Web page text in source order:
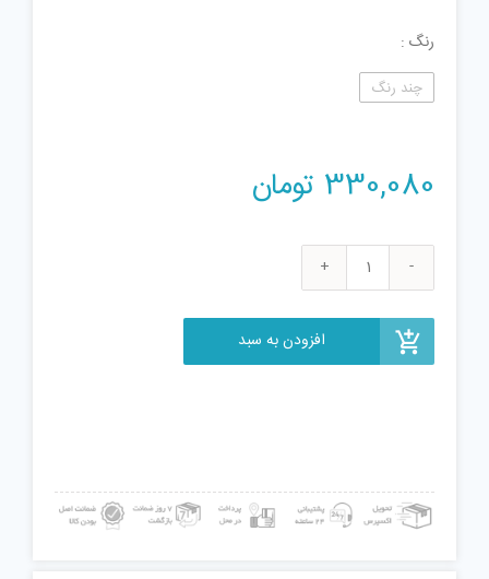
رنگ
چند رنگ
330,080 تومان
اسباب
افزودن به سبد